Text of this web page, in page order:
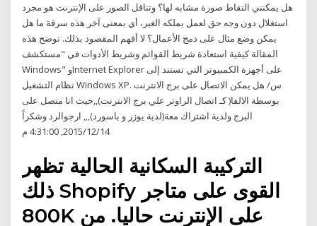
هل يمكنني التقاط صورة مشابه لها؟ وتناقل الصور على الإنترنت هو مجرد
استغلال دون وجه حق لعمل يملكه الغير، أي بمعنى آخر هذه سرقة ما هل
يمكن وضع مثال على دمج الأعمال؟ لا أفهم المقصود بذلك. توضح هذه
المقالة كيفية استعادة شريط القوائم وشريط الأدوات في "مستكشف
Windows" وInternet Explorer على أجهزة الكمبيوتر التي تستند إلى
نظام التشغيل Windows XP. س/ هل يمكن الاتصال على برج الانترنت
بوسطة الالفا( كـ اتصال الراوتر علي برج الانترنت),,حيث انا متصل على
البرج ولدية اشتراك معة(لدية يوزر و باسورد),,, ارجوالرد وشكراً
14‏/12‏/2015, 4:31:00 م
التركيبة السكانية الحالية تظهر
ذلك Shopify القوى على متاجر
800K على الإنترنت حاليا. من